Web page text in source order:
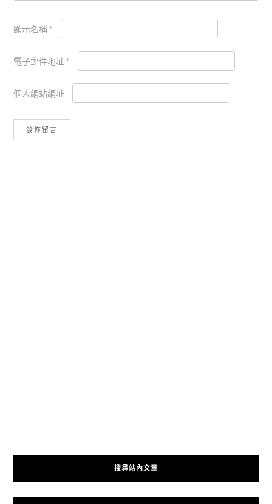
顯示名稱 *
電子郵件地址 *
個人網站網址
搜尋站內文章